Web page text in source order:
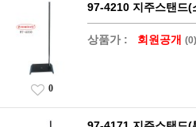
97-4210 지주스탠드(
상품가 : 회원공개 (0)
0